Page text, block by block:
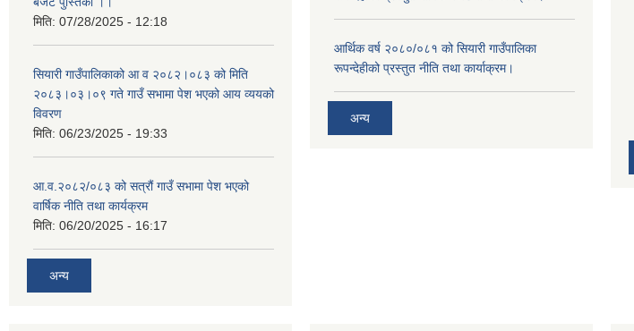
मिति: 07/28/2025 - 12:18
सियारी गाउँपालिकाको आ व २०८२।०८३ को मिति
२०८३।०३।०९ गते गाउँ सभामा पेश भएको आय व्ययको
विवरण
मिति: 06/23/2025 - 19:33
आ.व.२०८२/०८३ को सत्रौं गाउँ सभामा पेश भएको
वार्षिक नीति तथा कार्यक्रम
मिति: 06/20/2025 - 16:17
अन्य
आर्थिक वर्ष २०८०/०८१ को सियारी गाउँपालिका
रूपन्देहीको प्रस्तुत नीति तथा कार्याक्रम।
अन्य